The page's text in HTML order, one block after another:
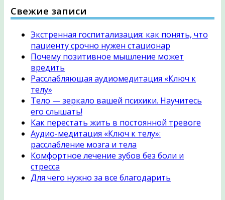
Свежие записи
Экстренная госпитализация: как понять, что
пациенту срочно нужен стационар
Почему позитивное мышление может
вредить
Расслабляющая аудиомедитация «Ключ к
телу»
Тело — зеркало вашей психики. Научитесь
его слышать!
Как перестать жить в постоянной тревоге
Аудио-медитация «Ключ к телу»:
расслабление мозга и тела
Комфортное лечение зубов без боли и
стресса
Для чего нужно за все благодарить